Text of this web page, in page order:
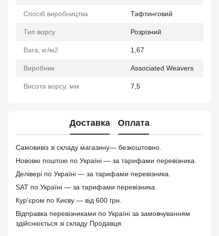
Спосіб виробництва Тафтинговий
Тип ворсу Розрізний
Вага, кг/м2 1,67
Виробник Associated Weavers
Висота ворсу, мм 7,5
Доставка Оплата
Самовивіз зі складу магазину— безкоштовно.
Нововю поштою по Україні — за тарифами перевізника.
Делівері по Україні — за тарифами перевізника.
SAT по Україні — за тарифами перевізника.
Кур'єром по Києву — від 600 грн.
Відправка перевізниками по Україні за замовчуванням
здійснюється зі складу Продавця.